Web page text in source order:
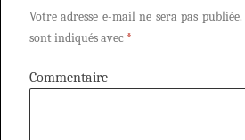
Votre adresse e-mail ne sera pas publiée.
sont indiqués avec *
Commentaire